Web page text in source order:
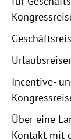
Incentive-
Über eine
Kontakt mit